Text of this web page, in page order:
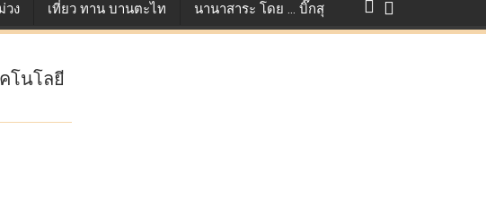
วง เที่ยว ทาน บานตะไท นานาสาระ โดย … บิ๊กสุ
โนโลยี